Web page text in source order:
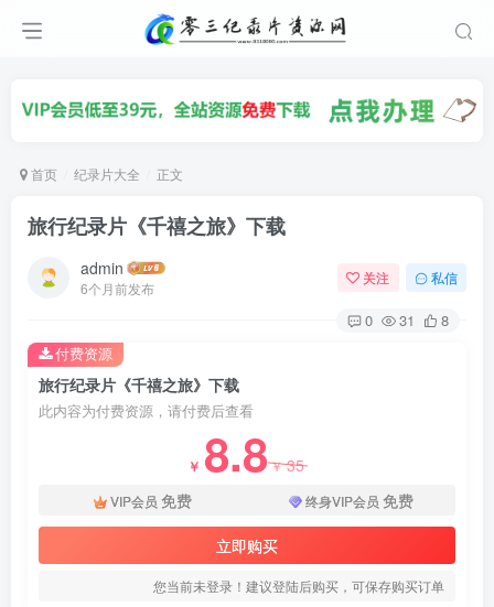
首页 纪录片大全 正文
旅行纪录片《千禧之旅》下载
admin
6个月前发布
关注 私信
0 31 8
旅行纪录片《千禧之旅》下载
此内容为付费资源，请付费后查看
￥ 8.8￥35
VIP会员 免费 终身VIP会员 免费
立即购买
您当前未登录！建议登陆后购买，可保存购买订单
付费资源